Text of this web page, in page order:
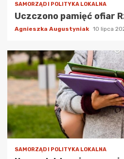
SAMORZĄD I POLITYKA LOKALNA
Uczczono pamięć ofiar
Agnieszka Augustyniak 10 lipca
SAMORZĄD I POLITYKA LOKALNA